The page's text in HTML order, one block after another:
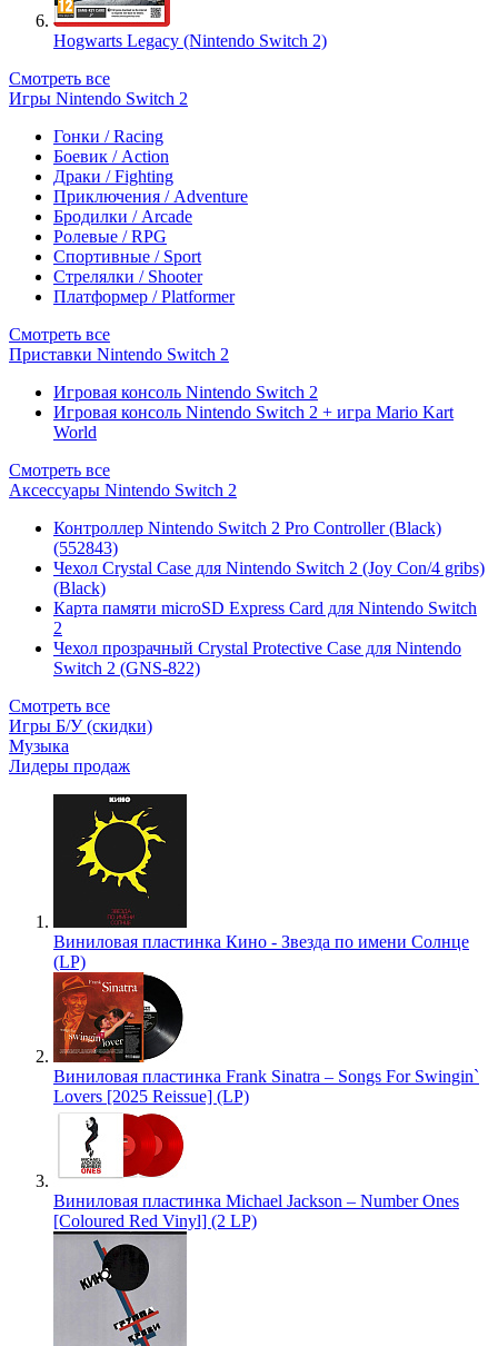
Hogwarts Legacy (Nintendo Switch 2)
Смотреть все
Игры Nintendo Switch 2
Гонки / Racing
Боевик / Action
Драки / Fighting
Приключения / Adventure
Бродилки / Arcade
Ролевые / RPG
Спортивные / Sport
Стрелялки / Shooter
Платформер / Platformer
Смотреть все
Приставки Nintendo Switch 2
Игровая консоль Nintendo Switch 2
Игровая консоль Nintendo Switch 2 + игра Mario Kart
World
Смотреть все
Аксессуары Nintendo Switch 2
Контроллер Nintendo Switch 2 Pro Controller (Black)
(552843)
Чехол Сrystal Сase для Nintendo Switch 2 (Joy Con/4 gribs)
(Black)
Карта памяти microSD Express Card для Nintendo Switch
2
Чехол прозрачный Crystal Protective Case для Nintendo
Switch 2 (GNS-822)
Смотреть все
Игры Б/У (скидки)
Музыка
Лидеры продаж
Виниловая пластинка Кино - Звезда по имени Солнце
(LP)
Виниловая пластинка Frank Sinatra – Songs For Swingin`
Lovers [2025 Reissue] (LP)
Виниловая пластинка Michael Jackson – Number Ones
[Coloured Red Vinyl] (2 LP)